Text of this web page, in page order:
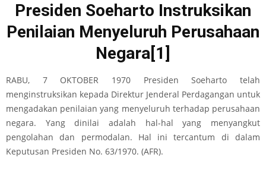
Presiden Soeharto Instruksikan
Penilaian Menyeluruh Perusahaan
Negara[1]
RABU, 7 OKTOBER 1970 Presiden Soeharto telah
menginstruksikan kepada Direktur Jenderal Perdagangan untuk
mengadakan penilaian yang menyeluruh terhadap perusahaan
negara. Yang dinilai adalah hal-hal yang menyangkut
pengolahan dan permodalan. Hal ini tercantum di dalam
Keputusan Presiden No. 63/1970. (AFR).